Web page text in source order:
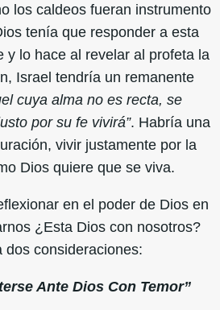
los caldeos fueran instrumento
tenía que responder a esta
y lo hace al revelar al profeta la
Israel tendría un remanente
cuya alma no es recta, se
por su fe vivirá”. Habría una
vivir justamente por la
Dios quiere que se viva.
en el poder de Dios en
¿Esta Dios con nosotros?
dos consideraciones:
Ante Dios Con Temor”